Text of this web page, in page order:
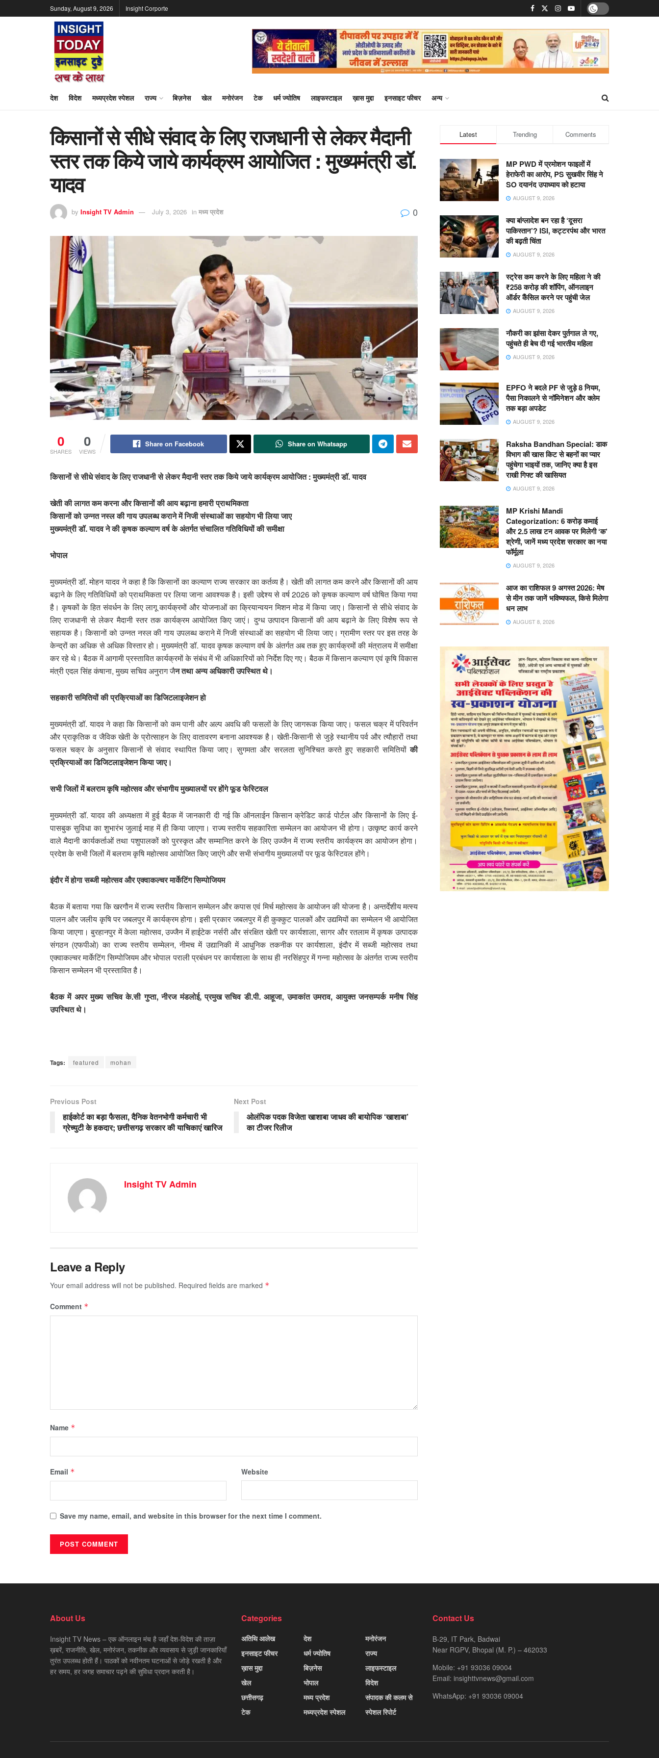
Sunday, August 9, 2026 Insight Corporte
देश विदेश मध्यप्रदेश स्पेशल राज्य बिज़नेस खेल मनोरंजन टेक धर्म ज्योतिष लाइफस्टाइल ख़ास मुद्दा इनसाइट फीचर अन्य
किसानों से सीधे संवाद के लिए राजधानी से लेकर मैदानी
स्तर तक किये जाये कार्यक्रम आयोजित : मुख्यमंत्री डॉ.
यादव
by Insight TV Admin July 3, 2026 in मध्य प्रदेश 0
0
SHARES
0
VIEWS
Share on Facebook Share on Whatsapp
किसानों से सीधे संवाद के लिए राजधानी से लेकर मैदानी स्तर तक किये जाये कार्यक्रम आयोजित : मुख्यमंत्री डॉ. यादव
खेती की लागत कम करना और किसानों की आय बढ़ाना हमारी प्राथमिकता
किसानों को उन्नत नस्ल की गाय उपलब्ध कराने में निजी संस्थाओं का सहयोग भी लिया जाए
मुख्यमंत्री डॉ. यादव ने की कृषक कल्याण वर्ष के अंतर्गत संचालित गतिविधियों की समीक्षा
भोपाल
मुख्यमंत्री डॉ. मोहन यादव ने कहा है कि किसानों का कल्याण राज्य सरकार का कर्तव्य है। खेती की लागत कम करने और किसानों की आय
बढ़ाने के लिए गतिविधियों को प्राथमिकता पर लिया जाना आवश्यक है। इसी उद्देश्य से वर्ष 2026 को कृषक कल्याण वर्ष घोषित किया गया
है। कृषकों के हित संवर्धन के लिए लागू कार्यक्रमों और योजनाओं का क्रियान्वयन मिशन मोड में किया जाए। किसानों से सीधे संवाद के
लिए राजधानी से लेकर मैदानी स्तर तक कार्यक्रम आयोजित किए जाएं। दुग्ध उत्पादन किसानों की आय बढ़ाने के लिए विशेष रूप से
सहायक है। किसानों को उन्नत नस्ल की गाय उपलब्ध कराने में निजी संस्थाओं का सहयोग भी लिया जाए। ग्रामीण स्तर पर इस तरह के
केन्द्रों का अधिक से अधिक विस्तार हो। मुख्यमंत्री डॉ. यादव कृषक कल्याण वर्ष के अंतर्गत अब तक हुए कार्यक्रमों की मंत्रालय में समीक्षा
कर रहे थे। बैठक में आगामी प्रस्तावित कार्यक्रमों के संबंध में भी अधिकारियों को निर्देश दिए गए। बैठक में किसान कल्याण एवं कृषि विकास
मंत्री एदल सिंह कंषाना, मुख्य सचिव अनुराग जैन तथा अन्य अधिकारी उपस्थित थे।
सहकारी समितियों की प्रक्रियाओं का डिजिटलाइजेशन हो
मुख्यमंत्री डॉ. यादव ने कहा कि किसानों को कम पानी और अल्प अवधि की फसलों के लिए जागरूक किया जाए। फसल चक्र में परिवर्तन
और प्राकृतिक व जैविक खेती के प्रोत्साहन के लिए वातावरण बनाना आवश्यक है। खेती-किसानी से जुड़े स्थानीय पर्व और त्यौहारों तथा
फसल चक्र के अनुसार किसानों से संवाद स्थापित किया जाए। सुगमता और सरलता सुनिश्चित करते हुए सहकारी समितियोंकी
प्रक्रियाओं का डिजिटलाइजेशन किया जाए।
सभी जिलों में बलराम कृषि महोत्सव और संभागीय मुख्यालयों पर होंगे फूड फेस्टिवल
मुख्यमंत्री डॉ. यादव की अध्यक्षता में हुई बैठक में जानकारी दी गई कि ऑनलाईन किसान क्रेडिट कार्ड पोर्टल और किसानों के लिए ई-
पासबुक सुविधा का शुभारंभ जुलाई माह में ही किया जाएगा। राज्य स्तरीय सहकारिता सम्मेलन का आयोजन भी होगा। उत्कृष्ट कार्य करने
वाले मैदानी कार्यकर्ताओं तथा पशुपालकों को पुरस्कृत और सम्मानित करने के लिए उज्जैन में राज्य स्तरीय कार्यक्रम का आयोजन होगा।
प्रदेश के सभी जिलों में बलराम कृषि महोत्सव आयोजित किए जाएंगे और सभी संभागीय मुख्यालयों पर फूड फेस्टिवल होंगे।
इंदौर में होगा सब्जी महोत्सव और एक्वाकल्चर मार्केटिंग सिम्पोजियम
बैठक में बताया गया कि खरगौन में राज्य स्तरीय किसान सम्मेलन और कपास एवं मिर्च महोत्सव के आयोजन की योजना है। अन्तर्देशीय मत्स्य
पालन और जलीय कृषि पर जबलपुर में कार्यक्रम होगा। इसी प्रकार जबलपुर में ही कुक्कुट पालकों और उद्यमियों का सम्मेलन भी आयोजित
किया जाएगा। बुरहानपुर में केला महोत्सव, उज्जैन में हाईटेक नर्सरी और संरक्षित खेती पर कार्यशाला, सागर और रतलाम में कृषक उत्पादक
संगठन (एफपीओ) का राज्य स्तरीय सम्मेलन, नीमच में उद्यानिकी में आधुनिक तकनीक पर कार्यशाला, इंदौर में सब्जी महोत्सव तथा
एक्वाकल्चर मार्केटिंग सिम्पोजियम और भोपाल पराली प्रबंधन पर कार्यशाला के साथ ही नरसिंहपुर में गन्ना महोत्सव के अंतर्गत राज्य स्तरीय
किसान सम्मेलन भी प्रस्तावित है।
बैठक में अपर मुख्य सचिव के.सी गुप्ता, नीरज मंडलोई, प्रमुख सचिव डी.पी. आहूजा, उमाकांत उमराव, आयुक्त जनसम्पर्क मनीष सिंह
उपस्थित थे।
Tags: featured mohan
Previous Post
हाईकोर्ट का बड़ा फैसला, दैनिक वेतनभोगी कर्मचारी भी
ग्रेच्युटी के हकदार; छत्तीसगढ़ सरकार की याचिकाएं खारिज
Next Post
ओलंपिक पदक विजेता खाशाबा जाधव की बायोपिक ‘खाशाबा’
का टीजर रिलीज
Insight TV Admin
Leave a Reply
Your email address will not be published. Required fields are marked *
Comment *
Name *
Email * Website
Save my name, email, and website in this browser for the next time I comment.
Latest Trending Comments
MP PWD में प्रमोशन फाइलों में
हेराफेरी का आरोप, PS सुखवीर सिंह ने
SO दयानंद उपाध्याय को हटाया
AUGUST 9, 2026
क्या बांग्लादेश बन रहा है ‘दूसरा
पाकिस्तान’? ISI, कट्टरपंथ और भारत
की बढ़ती चिंता
AUGUST 9, 2026
स्ट्रेस कम करने के लिए महिला ने की
₹258 करोड़ की शॉपिंग, ऑनलाइन
ऑर्डर कैंसिल करने पर पहुंची जेल
AUGUST 9, 2026
नौकरी का झांसा देकर पुर्तगाल ले गए,
पहुंचते ही बेच दी गई भारतीय महिला
AUGUST 9, 2026
EPFO ने बदले PF से जुड़े 8 नियम,
पैसा निकालने से नॉमिनेशन और क्लेम
तक बड़ा अपडेट
AUGUST 9, 2026
Raksha Bandhan Special: डाक
विभाग की खास किट से बहनों का प्यार
पहुंचेगा भाइयों तक, जानिए क्या है इस
राखी गिफ्ट की खासियत
AUGUST 9, 2026
MP Krishi Mandi
Categorization: 6 करोड़ कमाई
और 2.5 लाख टन आवक पर मिलेगी ‘क’
श्रेणी, जानें मध्य प्रदेश सरकार का नया
फॉर्मूला
AUGUST 9, 2026
आज का राशिफल 9 अगस्त 2026: मेष
से मीन तक जानें भविष्यफल, किसे मिलेगा
धन लाभ
AUGUST 8, 2026
About Us
Insight TV News – एक ऑनलाइन मंच है जहाँ देश-विदेश की ताज़ा
ख़बरें, राजनीति, खेल, मनोरंजन, तकनीक और व्यवसाय से जुड़ी जानकारियाँ
तुरंत उपलब्ध होती हैं। पाठकों को नवीनतम घटनाओं से जोड़े रखती है और
हर समय, हर जगह समाचार पढ़ने की सुविधा प्रदान करती है।
Categories
अतिथि आलेख
इनसाइट फीचर
ख़ास मुद्दा
खेल
छत्तीसगढ़
टेक
देश
धर्म ज्योतिष
बिज़नेस
भोपाल
मध्य प्रदेश
मध्यप्रदेश स्पेशल
मनोरंजन
राज्य
लाइफस्टाइल
विदेश
संपादक की कलम से
स्पेशल रिपोर्ट
Contact Us
B-29, IT Park, Badwai
Near RGPV, Bhopal (M. P.) – 462033
Mobile: +91 93036 09004
Email: insighttvnews@gmail.com
WhatsApp: +91 93036 09004